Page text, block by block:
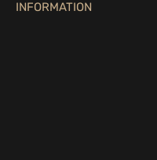
INFORMATION